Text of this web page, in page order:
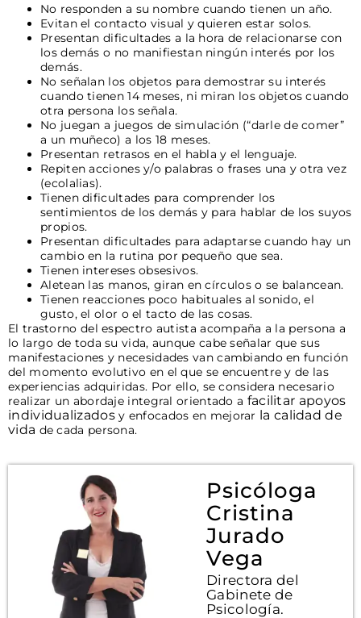
No responden a su nombre cuando tienen un año.
Evitan el contacto visual y quieren estar solos.
Presentan dificultades a la hora de relacionarse con
los demás o no manifiestan ningún interés por los
demás.
No señalan los objetos para demostrar su interés
cuando tienen 14 meses, ni miran los objetos cuando
otra persona los señala.
No juegan a juegos de simulación (“darle de comer”
a un muñeco) a los 18 meses.
Presentan retrasos en el habla y el lenguaje.
Repiten acciones y/o palabras o frases una y otra vez
(ecolalias).
Tienen dificultades para comprender los
sentimientos de los demás y para hablar de los suyos
propios.
Presentan dificultades para adaptarse cuando hay un
cambio en la rutina por pequeño que sea.
Tienen intereses obsesivos.
Aletean las manos, giran en círculos o se balancean.
Tienen reacciones poco habituales al sonido, el
gusto, el olor o el tacto de las cosas.
El trastorno del espectro autista acompaña a la persona a
lo largo de toda su vida, aunque cabe señalar que sus
manifestaciones y necesidades van cambiando en función
del momento evolutivo en el que se encuentre y de las
experiencias adquiridas. Por ello, se considera necesario
realizar un abordaje integral orientado a facilitar apoyos
individualizadosy enfocados en mejorar la calidad de
vida de cada persona.
Psicóloga
Cristina
Jurado
Vega
Directora del
Gabinete de
Psicología.